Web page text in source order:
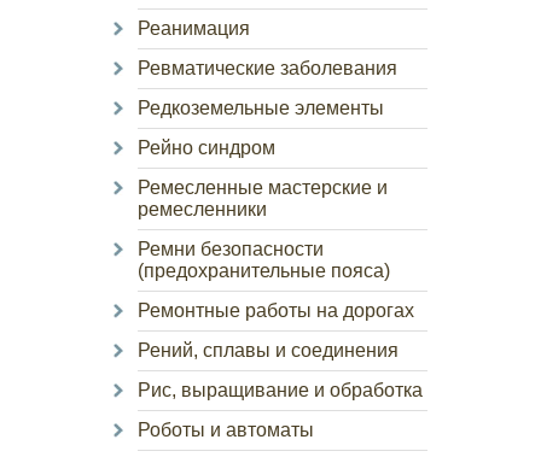
Реанимация
Ревматические заболевания
Редкоземельные элементы
Рейно синдром
Ремесленные мастерские и
ремесленники
Ремни безопасности
(предохранительные пояса)
Ремонтные работы на дорогах
Рений, сплавы и соединения
Рис, выращивание и обработка
Роботы и автоматы